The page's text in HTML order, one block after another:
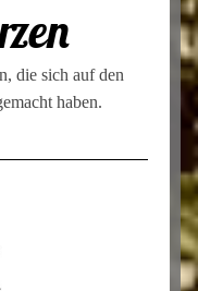
die sich auf den
haben.